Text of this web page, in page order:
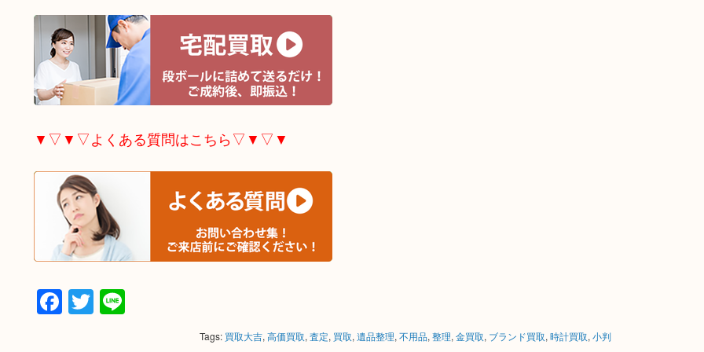
▼▽▼▽よくある質問はこちら▽▼▽▼
Facebook
Twitter
Line
Tags: 買取大吉, 高価買取, 査定, 買取, 遺品整理, 不用品, 整理, 金買取, ブランド買取, 時計買取, 小判